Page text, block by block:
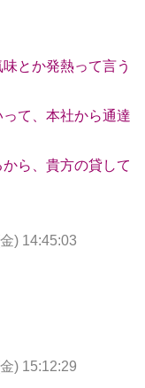
とか発熱って言う
て、本社から通達
ら、貴方の貸して
) 14:45:03
) 15:12:29